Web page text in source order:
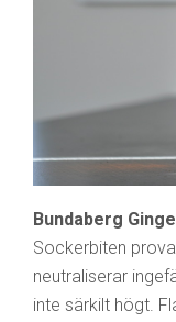
Bundaberg
Sockerbiten
neutraliserar
inte särkilt högt.